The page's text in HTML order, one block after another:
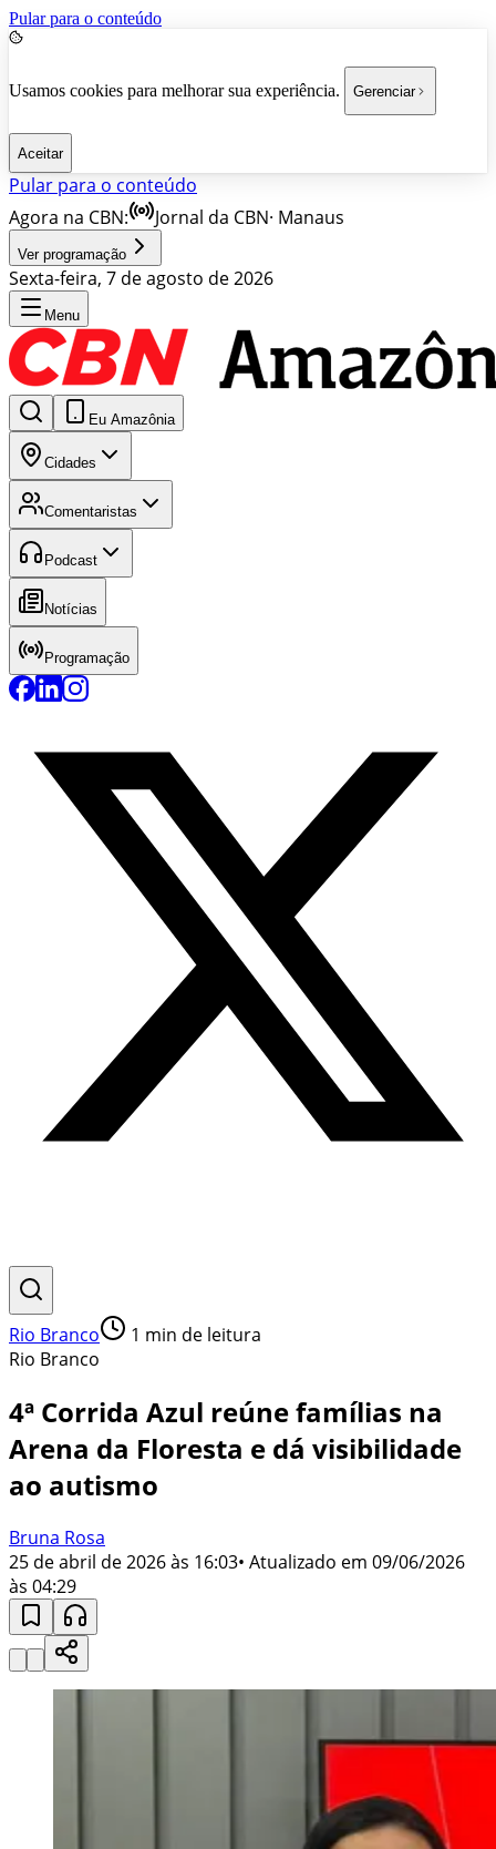
Pular para o conteúdo
Usamos cookies para melhorar sua experiência. Gerenciar
Aceitar
Pular para o conteúdo
Agora na CBN:
Jornal da CBN· Manaus
Ver programação
Sexta-feira, 7 de agosto de 2026
Menu
Eu Amazônia
Cidades
Comentaristas
Podcast
Notícias
Programação
Rio Branco 1 min de leitura
Rio Branco
4ª Corrida Azul reúne famílias na
Arena da Floresta e dá visibilidade
ao autismo
Bruna Rosa
25 de abril de 2026 às 16:03• Atualizado em 09/06/2026
às 04:29